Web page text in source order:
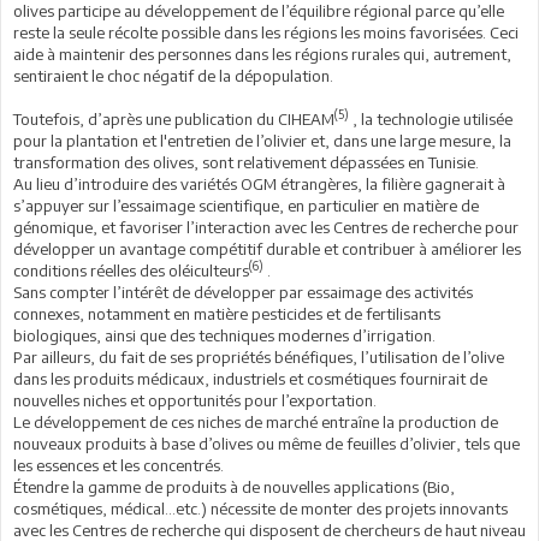
olives participe au développement de l’équilibre régional parce qu’elle
reste la seule récolte possible dans les régions les moins favorisées. Ceci
aide à maintenir des personnes dans les régions rurales qui, autrement,
sentiraient le choc négatif de la dépopulation.
Toutefois, d’après une publication du CIHEAM(5)
, la technologie utilisée
pour la plantation et l'entretien de l’olivier et, dans une large mesure, la
transformation des olives, sont relativement dépassées en Tunisie.
Au lieu d’introduire des variétés OGM étrangères, la filière gagnerait à
s’appuyer sur l’essaimage scientifique, en particulier en matière de
génomique, et favoriser l’interaction avec les Centres de recherche pour
développer un avantage compétitif durable et contribuer à améliorer les
conditions réelles des oléiculteurs(6)
Sans compter l’intérêt de développer par essaimage des activités
connexes, notamment en matière pesticides et de fertilisants
biologiques, ainsi que des techniques modernes d’irrigation.
Par ailleurs, du fait de ses propriétés bénéfiques, l’utilisation de l’olive
dans les produits médicaux, industriels et cosmétiques fournirait de
nouvelles niches et opportunités pour l’exportation.
Le développement de ces niches de marché entraîne la production de
nouveaux produits à base d’olives ou même de feuilles d’olivier, tels que
les essences et les concentrés.
Étendre la gamme de produits à de nouvelles applications (Bio,
cosmétiques, médical…etc.) nécessite de monter des projets innovants
avec les Centres de recherche qui disposent de chercheurs de haut niveau